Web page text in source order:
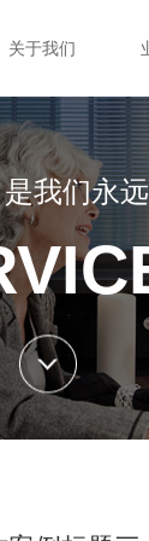
关于我们
我们永